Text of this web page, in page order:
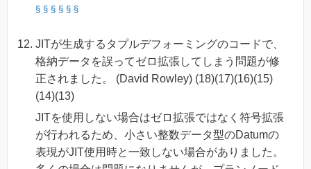
§ § § § § §
JITが生成するタプルデフォーミングのコードで、
格納データを誤ってゼロ拡張してしまう問題が修
正されました。 (David Rowley) (18)(17)(16)(15)
(14)(13)
JITを使用しない場合はゼロ拡張ではなく符号拡張
が行われるため、小さい整数データ型のDatumの
表現がJIT使用時と一致しない場合がありました。